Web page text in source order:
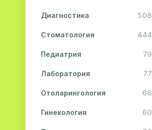
Сырдарьинская область 2
Хорезмская область 2
Диагностика 508
Стоматология 444
Педиатрия 79
Лаборатория 77
Отоларингология 66
Гинекология 60